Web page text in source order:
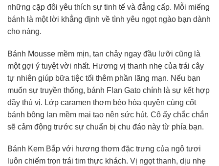
những cặp đôi yêu thích sự tinh tế và đẳng cấp. Mỗi miếng
bánh là một lời khẳng định về tình yêu ngọt ngào bạn dành
cho nàng.
Bánh Mousse mềm mịn, tan chảy ngay đầu lưỡi cũng là
một gợi ý tuyệt vời nhất. Hương vị thanh nhẹ của trái cây
tự nhiên giúp bữa tiệc tối thêm phần lãng mạn. Nếu bạn
muốn sự truyền thống, bánh Flan Gato chính là sự kết hợp
đầy thú vị. Lớp caramen thơm béo hòa quyện cùng cốt
bánh bông lan mềm mại tạo nên sức hút. Cô ấy chắc chắn
sẽ cảm động trước sự chuẩn bị chu đáo này từ phía bạn.
Bánh Kem Bắp với hương thơm đặc trưng của ngô tươi
luôn chiếm trọn trái tim thực khách. Vị ngọt thanh, dịu nhẹ